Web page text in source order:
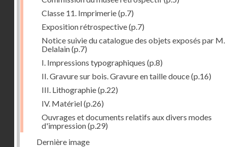
Classe 11. Imprimerie(p.7)
Exposition rétrospective(p.7)
Notice suivie du catalogue des objets exposés par M.
Delalain(p.7)
I. Impressions typographiques (p.8)
II. Gravure sur bois. Gravure en taille douce(p.16)
III. Lithographie(p.22)
IV. Matériel(p.26)
Ouvrages et documents relatifs aux divers modes
d'impression(p.29)
Dernière image